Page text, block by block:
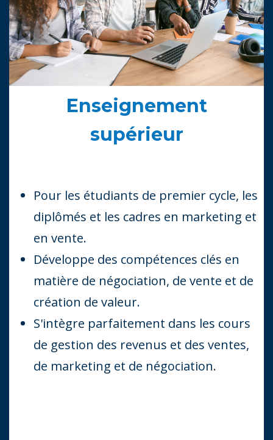
Enseignement
supérieur
Pour les étudiants de premier cycle, les
diplômés et les cadres en marketing et
en vente.
Développe des compétences clés en
matière de négociation, de vente et de
création de valeur.
S'intègre parfaitement dans les cours
de gestion des revenus et des ventes,
de marketing et de négociation.